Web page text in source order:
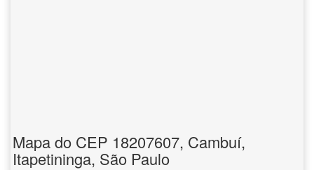
Mapa do CEP 18207607, Cambuí,
Itapetininga, São Paulo